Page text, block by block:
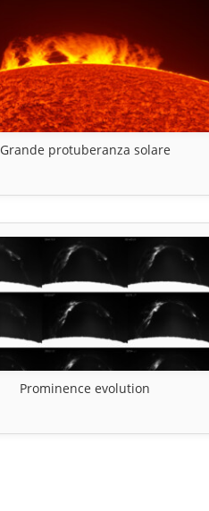
Grande protuberanza solare
Prominence evolution